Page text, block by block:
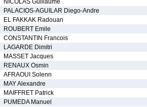
NICOLAS Guillaume
PALACIOS-AGUILAR Diego-Andre
EL FAKKAK Radouan
ROUBERT Emile
CONSTANTIN Francois
LAGARDE Dimitri
MASSET Jacques
RENAUX Osmin
AFRAOUI Solenn
MAY Alexandre
MAIFFRET Patrick
PUMEDA Manuel